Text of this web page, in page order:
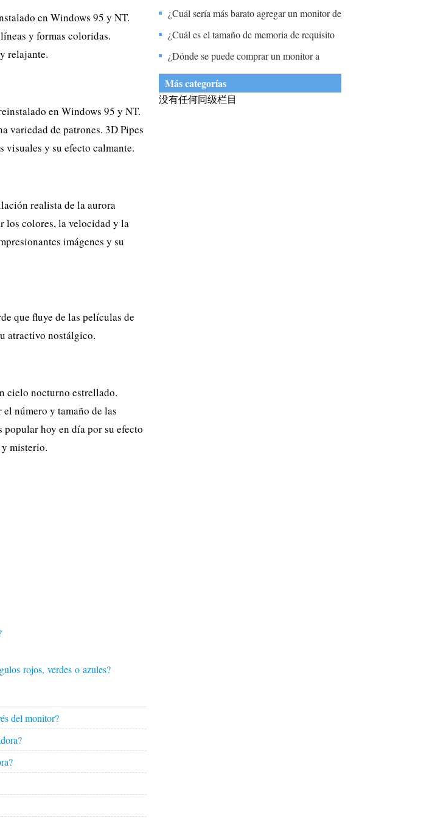
en Windows 95 y NT.
y formas coloridas.
relajante.
en Windows 95 y NT.
variedad de patrones. 3D Pipes
visuales y su efecto calmante.
realista de la aurora
los colores, la velocidad y la
imágenes y su
que fluye de las películas de
atractivo nostálgico.
cielo nocturno estrellado.
número y tamaño de las
popular hoy en día por su efecto
y misterio.
rojos, verdes o azules?
del monitor?
pantallas de las computadoras?
¿Cuál sería más barato agregar un monitor de
17 pulgadas a un sistema existente o comprar
21 pulgadas en modo de monitor único?
¿Cuál es el tamaño de memoria de requisito
mínimo y la resolución de pantalla para el
software CT Scan?
¿Dónde se puede comprar un monitor a
precio barato?
Más categorías
没有任何同级栏目